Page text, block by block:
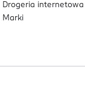
Drogeria internetowa
Marki